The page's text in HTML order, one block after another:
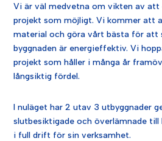
Vi är väl medvetna om vikten av att
projekt som möjligt. Vi kommer att
material och göra vårt bästa för att
byggnaden är energieffektiv. Vi hopp
projekt som håller i många år framö
långsiktig fördel.
I nuläget har 2 utav 3 utbyggnader
slutbesiktigade och överlämnade till
i full drift för sin verksamhet.